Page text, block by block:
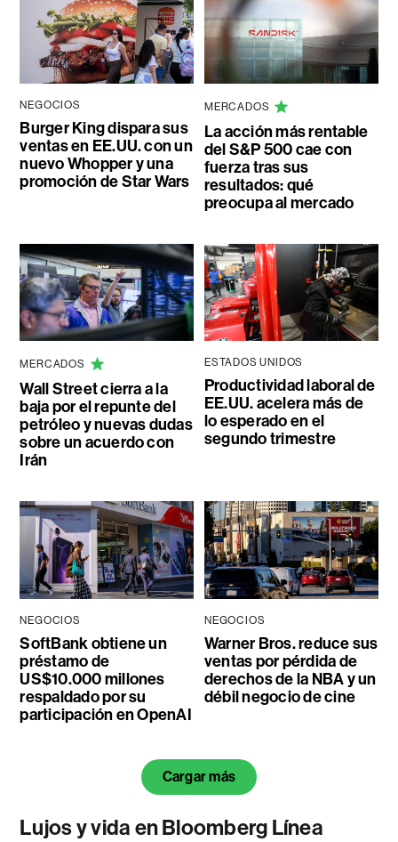
NEGOCIOS
Burger King dispara sus
ventas en EE.UU. con un
nuevo Whopper y una
promoción de Star Wars
MERCADOS
La acción más rentable
del S&P 500 cae con
fuerza tras sus
resultados: qué
preocupa al mercado
MERCADOS
Wall Street cierra a la
baja por el repunte del
petróleo y nuevas dudas
sobre un acuerdo con
Irán
ESTADOS UNIDOS
Productividad laboral de
EE.UU. acelera más de
lo esperado en el
segundo trimestre
NEGOCIOS
SoftBank obtiene un
préstamo de
US$10.000 millones
respaldado por su
participación en OpenAI
NEGOCIOS
Warner Bros. reduce sus
ventas por pérdida de
derechos de la NBA y un
débil negocio de cine
Cargar más
Lujos y vida en Bloomberg Línea